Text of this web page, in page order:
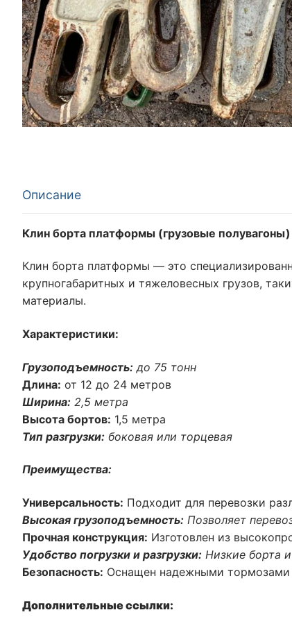
Описание
Клин борта платформы (грузовые полувагоны)
Клин борта платформы — это
крупногабаритных и тяжеловесных грузов,
материалы.
Характеристики:
Грузоподъемность: до 75 тонн
Длина: от 12 до 24 метров
Ширина: 2,5 метра
Высота бортов: 1,5 метра
Тип разгрузки: боковая или торцевая
Преимущества:
Универсальность: Подходит для перевозки
Высокая грузоподъемность: Позволяет
Прочная конструкция: Изготовлен из
Удобство погрузки и разгрузки: Низкие борта
Безопасность: Оснащен надежными тормозами
Дополнительные ссылки: